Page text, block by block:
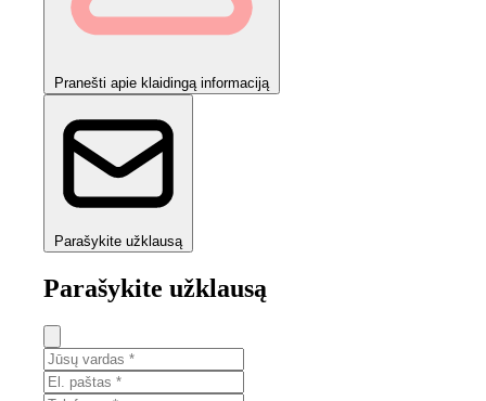
Pranešti apie klaidingą informaciją
Parašykite užklausą
Parašykite užklausą